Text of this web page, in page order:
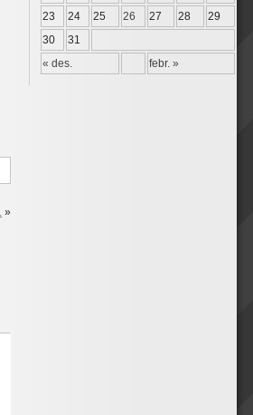
»
« des. febr. »
23
24 25 26 27 28
29
30
31